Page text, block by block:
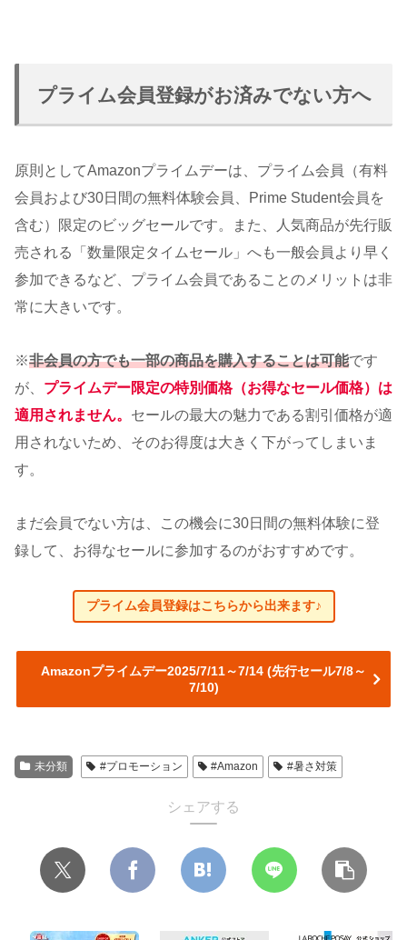
プライム会員登録がお済みでない方へ
原則としてAmazonプライムデーは、プライム会員（有料
会員および30日間の無料体験会員、Prime Student会員を
含む）限定のビッグセールです。また、人気商品が先行販
売される「数量限定タイムセール」へも一般会員より早く
参加できるなど、プライム会員であることのメリットは非
常に大きいです。
※非会員の方でも一部の商品を購入することは可能です
が、 プライムデー限定の特別価格（お得なセール価格）は
適用されません。 セールの最大の魅力である割引価格が適
用されないため、そのお得度は大きく下がってしまいま
す。
まだ会員でない方は、この機会に30日間の無料体験に登
録して、お得なセールに参加するのがおすすめです。
プライム会員登録はこちらから出来ます♪
Amazonプライムデー2025/7/11～7/14 (先行セール7/8～
7/10)
未分類 #プロモーション #Amazon #暑さ対策
シェアする